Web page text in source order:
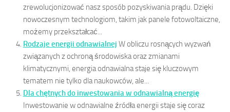
zrewolucjonizować nasz sposób pozyskiwania prądu. Dzięki
nowoczesnym technologiom, takim jak panele fotowoltaiczne,
możemy przekształcać...
Rodzaje energii odnawialnej W obliczu rosnących wyzwań
związanych z ochroną środowiska oraz zmianami
klimatycznymi, energia odnawialna staje się kluczowym
tematem nie tylko dla naukowców, ale...
Dla chętnych do inwestowania w odnawialną energię
Inwestowanie w odnawialne źródła energii staje się coraz